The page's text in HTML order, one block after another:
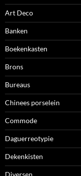
Art Deco
Banken
Boekenkasten
Brons
Bureaus
Chinees porselein
Commode
Daguerreotypie
Dekenkisten
Diversen